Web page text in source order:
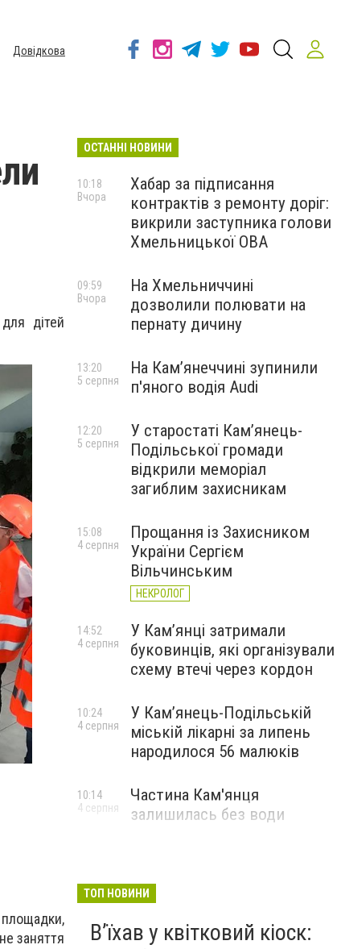
Довідкова
дітей
площадки,
заняття
ОСТАННІ НОВИНИ
Хабар за підписання
контрактів з ремонту доріг:
викрили заступника голови
Хмельницької ОВА
10:18
Вчора
На Хмельниччині
дозволили полювати на
пернату дичину
09:59
Вчора
На Камʼянеччині зупинили
п'яного водія Audi
13:20
5 серпня
У старостаті Кам’янець-
Подільської громади
відкрили меморіал
загиблим захисникам
12:20
5 серпня
Прощання із Захисником
України Сергієм
Вільчинським
НЕКРОЛОГ
15:08
4 серпня
У Кам’янці затримали
буковинців, які організували
схему втечі через кордон
14:52
4 серпня
У Кам’янець-Подільській
міській лікарні за липень
народилося 56 малюків
10:24
4 серпня
Частина Кам'янця
залишилась без води
10:14
4 серпня
ТОП НОВИНИ
Вʼїхав у квітковий кіоск: